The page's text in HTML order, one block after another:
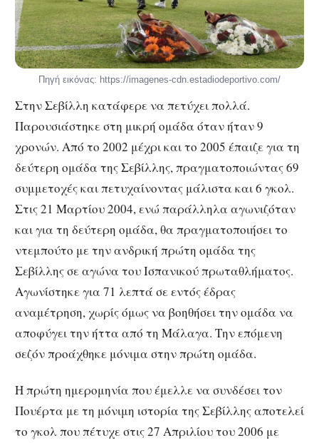
Πηγή εικόνας: https://imagenes-cdn.estadiodeportivo.com/
Στην Σεβίλλη κατάφερε να πετύχει πολλά.
Παρουσιάστηκε στη μικρή ομάδα όταν ήταν 9
χρονών. Από το 2002 μέχρι και το 2005 έπαιζε για τη
δεύτερη ομάδα της Σεβίλλης, πραγματοποιώντας 69
συμμετοχές και πετυχαίνοντας μάλιστα και 6 γκολ.
Στις 21 Μαρτίου 2004, ενώ παράλληλα αγωνιζόταν
και για τη δεύτερη ομάδα, θα πραγματοποιήσει το
ντεμπούτο με την ανδρική πρώτη ομάδα της
Σεβίλλης σε αγώνα του Ισπανικού πρωταθλήματος.
Αγωνίστηκε για 71 λεπτά σε εντός έδρας
αναμέτρηση, χωρίς όμως να βοηθήσει την ομάδα να
αποφύγει την ήττα από τη Μάλαγα. Την επόμενη
σεζόν προάχθηκε μόνιμα στην πρώτη ομάδα.
Η πρώτη ημερομηνία που έμελλε να συνδέσει τον
Πουέρτα με τη μόνιμη ιστορία της Σεβίλλης αποτελεί
το γκολ που πέτυχε στις 27 Απριλίου του 2006 με